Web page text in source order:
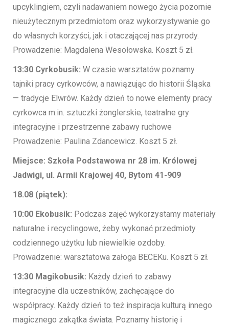
upcyklingiem, czyli nadawaniem nowego życia pozornie
nieużytecznym przedmiotom oraz wykorzystywanie go
do własnych korzyści, jak i otaczającej nas przyrody.
Prowadzenie: Magdalena Wesołowska. Koszt 5 zł.
13:30 Cyrkobusik: W czasie warsztatów poznamy
tajniki pracy cyrkowców, a nawiązując do historii Śląska
— tradycje Elwrów. Każdy dzień to nowe elementy pracy
cyrkowca m.in. sztuczki żonglerskie, teatralne gry
integracyjne i przestrzenne zabawy ruchowe
Prowadzenie: Paulina Zdancewicz. Koszt 5 zł.
Miejsce: Szkoła Podstawowa nr 28 im. Królowej
Jadwigi, ul. Armii Krajowej 40, Bytom 41-909
18.08 (piątek):
10:00 Ekobusik: Podczas zajęć wykorzystamy materiały
naturalne i recyclingowe, żeby wykonać przedmioty
codziennego użytku lub niewielkie ozdoby.
Prowadzenie: warsztatowa załoga BECEKu. Koszt 5 zł.
13:30 Magikobusik: Każdy dzień to zabawy
integracyjne dla uczestników, zachęcające do
współpracy. Każdy dzień to też inspiracja kulturą innego
magicznego zakątka świata. Poznamy historię i